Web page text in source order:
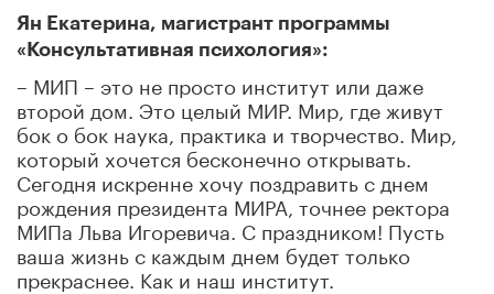
Ян Екатерина, магистрант программы
«Консультативная психология»:
– МИП – это не просто институт или даже
второй дом. Это целый МИР. Мир, где живут
бок о бок наука, практика и творчество. Мир,
который хочется бесконечно открывать.
Сегодня искренне хочу поздравить с днем
рождения президента МИРА, точнее ректора
МИПа Льва Игоревича. С праздником! Пусть
ваша жизнь с каждым днем будет только
прекраснее. Как и наш институт.